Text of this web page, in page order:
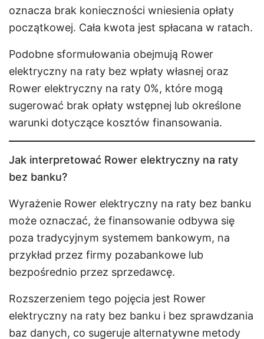
oznacza brak konieczności wniesienia opłaty
początkowej. Cała kwota jest spłacana w ratach.
Podobne sformułowania obejmują Rower
elektryczny na raty bez wpłaty własnej oraz
Rower elektryczny na raty 0%, które mogą
sugerować brak opłaty wstępnej lub określone
warunki dotyczące kosztów finansowania.
Jak interpretować Rower elektryczny na raty
bez banku?
Wyrażenie Rower elektryczny na raty bez banku
może oznaczać, że finansowanie odbywa się
poza tradycyjnym systemem bankowym, na
przykład przez firmy pozabankowe lub
bezpośrednio przez sprzedawcę.
Rozszerzeniem tego pojęcia jest Rower
elektryczny na raty bez banku i bez sprawdzania
baz danych, co sugeruje alternatywne metody